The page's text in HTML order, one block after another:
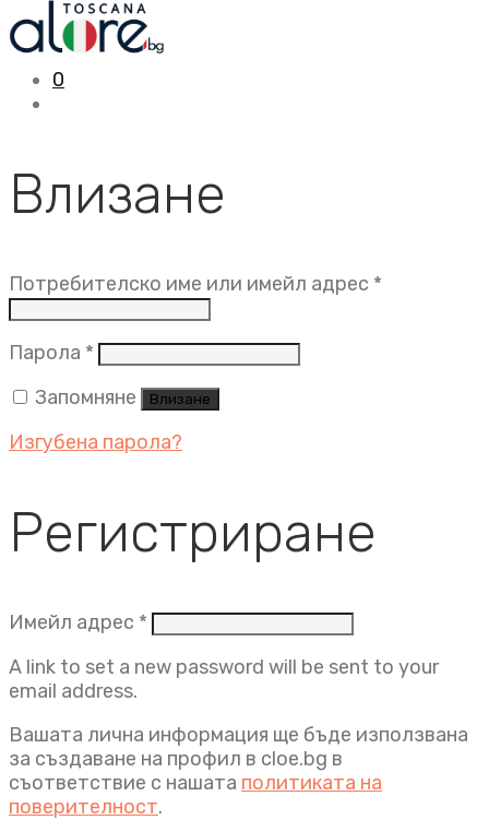
0
Влизане
Потребителско име или имейл адрес *
Парола * Задължително
Запомняне
Влизане
Изгубена парола?
Регистриране
Имейл адрес * Задължително
A link to set a new password will be sent to your
email address.
Вашата лична информация ще бъде използвана
за създаване на профил в cloe.bg в
съответствие с нашата политиката на
поверителност.